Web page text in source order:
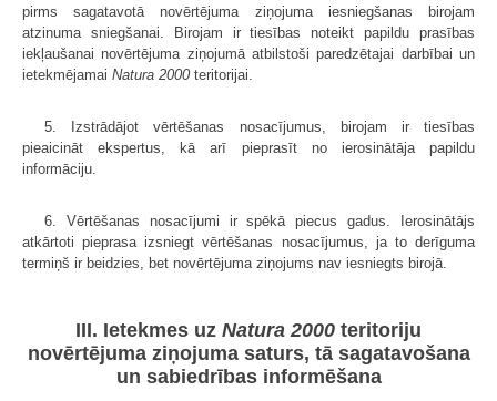
pirms sagatavotā novērtējuma ziņojuma iesniegšanas birojam
atzinuma sniegšanai. Birojam ir tiesības noteikt papildu prasības
iekļaušanai novērtējuma ziņojumā atbilstoši paredzētajai darbībai un
ietekmējamai Natura 2000 teritorijai.
5. Izstrādājot vērtēšanas nosacījumus, birojam ir tiesības
pieaicināt ekspertus, kā arī pieprasīt no ierosinātāja papildu
informāciju.
6. Vērtēšanas nosacījumi ir spēkā piecus gadus. Ierosinātājs
atkārtoti pieprasa izsniegt vērtēšanas nosacījumus, ja to derīguma
termiņš ir beidzies, bet novērtējuma ziņojums nav iesniegts birojā.
III. Ietekmes uz Natura 2000 teritoriju
novērtējuma ziņojuma saturs, tā sagatavošana
un sabiedrības informēšana